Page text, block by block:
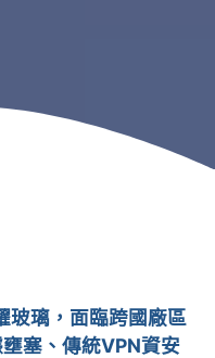
玻璃，面臨跨國廠區
塞、傳統VPN資安